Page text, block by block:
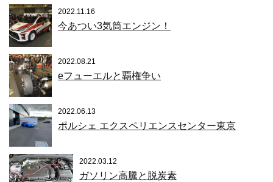
2022.11.16
今あつい3気筒エンジン！
2022.08.21
eフューエルと覇権争い
2022.06.13
ポルシェ エクスペリエンスセンター東京
2022.03.12
ガソリン高騰と脱炭素